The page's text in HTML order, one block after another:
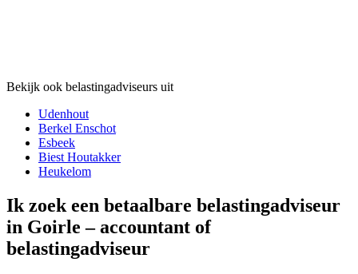
Bekijk ook belastingadviseurs uit
Udenhout
Berkel Enschot
Esbeek
Biest Houtakker
Heukelom
Ik zoek een betaalbare belastingadviseur
in Goirle – accountant of
belastingadviseur